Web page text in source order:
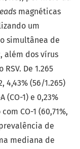
magnéticas
um
simultânea de
além dos vírus
De 1.265
4,43% (56/1.265)
(CO-1) e 0,23%
CO-1 (60,71%,
de
mediana de